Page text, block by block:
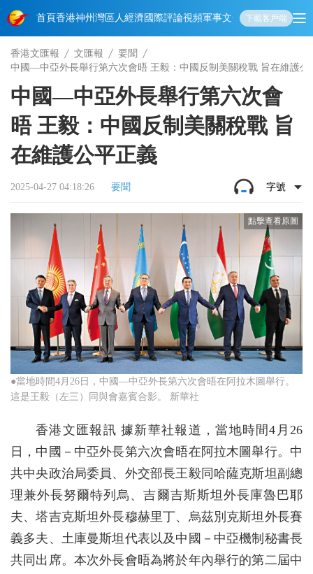
首頁香港神州 灣區人經濟國際評論視頻軍事文化 娛樂生活教育體
下載客戶端
香港文匯報 文匯報
要聞
中國—中亞外長舉行第六次會晤 王毅：中國反制美關稅戰 旨在維護公
中國—中亞外長舉行第六次會
晤 王毅：中國反制美關稅戰 旨
在維護公平正義
2025-04-27 04:18:26 要聞 字號
●當地時間4月26日，中國—中亞外長第六次會晤在阿拉木圖舉行。
這是王毅（左三）同與會嘉賓合影。 新華社
香港文匯報訊 據新華社報道，當地時間4月26
日，中國－中亞外長第六次會晤在阿拉木圖舉行。中
共中央政治局委員、外交部長王毅同哈薩克斯坦副總
理兼外長努爾特列烏、吉爾吉斯斯坦外長庫魯巴耶
夫、塔吉克斯坦外長穆赫里丁、烏茲別克斯坦外長賽
義多夫、土庫曼斯坦代表以及中國－中亞機制秘書長
共同出席。本次外長會晤為將於年內舉行的第二屆中